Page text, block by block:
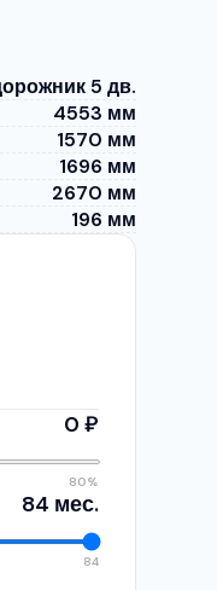
0 ₽
80%
84 мес.
84
5 дв.
4553 мм
1570 мм
1696 мм
2670 мм
196 мм